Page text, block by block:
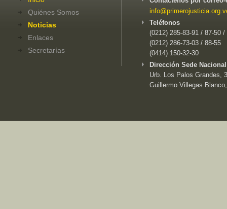
Quiénes Somos
Noticias
Enlaces
Secretarías
Teléfonos
(0212) 285-83-91 / 87-50 /
(0212) 286-73-03 / 88-55
(0414) 150-32-30
Dirección Sede
Urb. Los Palos Grandes,
Guillermo Villegas